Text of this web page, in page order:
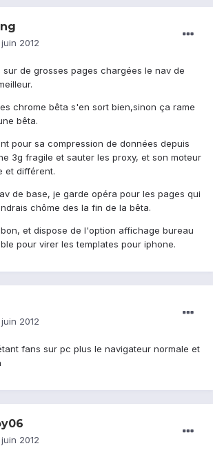
juin 2012
sur de grosses pages chargées le nav de
chrome bêta s'en sort bien,sinon ça rame
bêta.
pour sa compression de données depuis
3g fragile et sauter les proxy, et son moteur
et différent.
de base, je garde opéra pour les pages qui
chôme des la fin de la bêta.
et dispose de l'option affichage bureau
pour virer les templates pour iphone.
juin 2012
fans sur pc plus le navigateur normale et
juin 2012